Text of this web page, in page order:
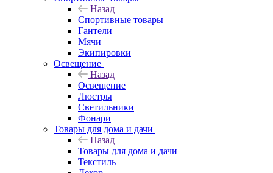
Назад
Спортивные товары
Гантели
Мячи
Экипировки
Освещение
Назад
Освещение
Люстры
Светильники
Фонари
Товары для дома и дачи
Назад
Товары для дома и дачи
Текстиль